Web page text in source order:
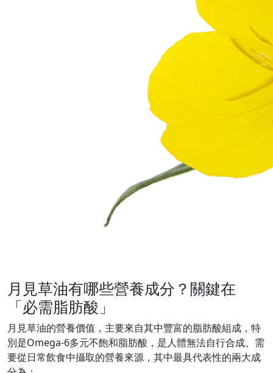
月見草油有哪些營養成分？關鍵在
「必需脂肪酸」
月見草油的營養價值，主要來自其中豐富的脂肪酸組成，特
別是Omega-6多元不飽和脂肪酸，是人體無法自行合成、需
要從日常飲食中攝取的營養來源，其中最具代表性的兩大成